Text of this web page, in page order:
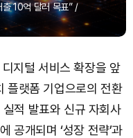
10억 달러 목표” /
디지털 서비스 확장을 앞
플랫폼 기업으로의 전환
적 발표와 신규 자회사
공개되며 ‘성장 전략’과